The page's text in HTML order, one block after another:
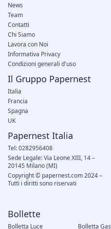
Bollette
Bolletta Luce Bolletta Gas
News
Team
Contatti
Chi Siamo
Lavora con Noi
Informativa Privacy
Condizioni generali d'uso
Il Gruppo Papernest
Italia
Francia
Spagna
UK
Papernest Italia
Tel: 0282956408
Sede Legale: Via Leone XIII, 14 –
20145 Milano (MI)
Copyright © papernest.com 2024 –
Tutti i diritti sono riservati